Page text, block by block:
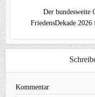
Der bundesweite
FriedensDekade 2026
Kommentar